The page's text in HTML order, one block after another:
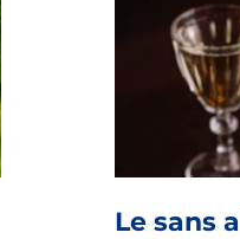
Le sans